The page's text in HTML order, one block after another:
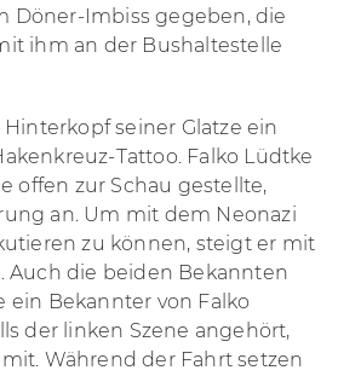
Döner-Imbiss gegeben, die
ihm an der Bushaltestelle
seiner Glatze ein
Tattoo. Falko Lüdtke
offen zur Schau gestellte,
an. Um mit dem Neonazi
zu können, steigt er mit
Auch die beiden Bekannten
ein Bekannter von Falko
der linken Szene angehört,
Während der Fahrt setzen